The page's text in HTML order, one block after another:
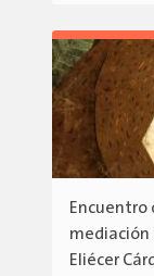
Encuentro
mediación
Eliécer